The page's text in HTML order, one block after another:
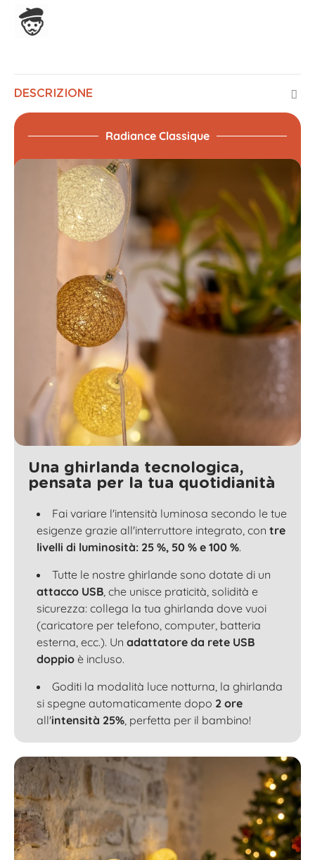
DESCRIZIONE
Radiance Classique
Una ghirlanda tecnologica,
pensata per la tua quotidianità
Fai variare l'intensità luminosa secondo le tue
esigenze grazie all'interruttore integrato, con tre
livelli di luminosità: 25 %, 50 % e 100 %.
Tutte le nostre ghirlande sono dotate di un
attacco USB, che unisce praticità, solidità e
sicurezza: collega la tua ghirlanda dove vuoi
(caricatore per telefono, computer, batteria
esterna, ecc.). Un adattatore da rete USB
doppio è incluso.
Goditi la modalità luce notturna, la ghirlanda
si spegne automaticamente dopo 2 ore
all'intensità 25%, perfetta per il bambino!